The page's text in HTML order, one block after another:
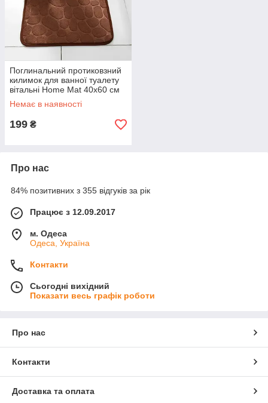
Поглинальний протиковзний
килимок для ванної туалету
вітальні Home Mat 40х60 см
Коричневий
Немає в наявності
199 ₴
Про нас
84% позитивних з 355 відгуків за рік
Працює з 12.09.2017
м. Одеса
Одеса, Україна
Контакти
Сьогодні вихідний
Показати весь графік роботи
Про нас
Контакти
Доставка та оплата